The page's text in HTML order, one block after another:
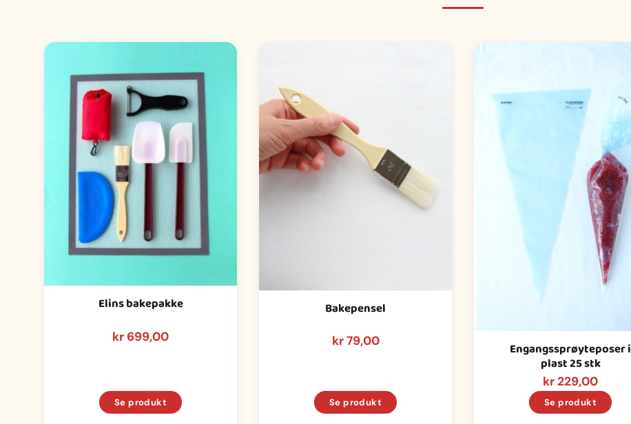
Elins bakepakke
kr 699,00
Se produkt
Bakepensel
kr79,00
Se produkt
Engangssprøyteposer i
plast 25 stk
kr 229,00
Se produkt